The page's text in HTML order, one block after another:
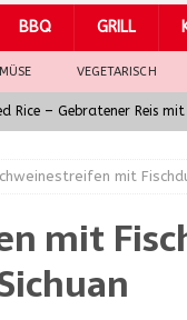
BBQ GRILL
VEGETARISCH
Rice – Gebratener Reis
alla chitarra al ragù
mit
mit